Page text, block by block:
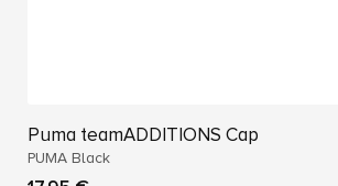
Puma teamADDITIONS Cap
PUMA Black